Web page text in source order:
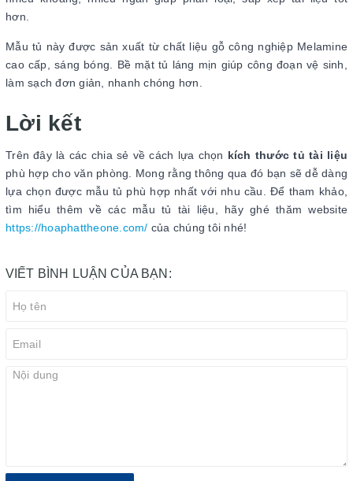
hơn.
Mẫu tủ này được sản xuất từ chất liệu gỗ công nghiệp Melamine
cao cấp, sáng bóng. Bề mặt tủ láng mịn giúp công đoạn vệ sinh,
làm sạch đơn giản, nhanh chóng hơn.
Lời kết
Trên đây là các chia sẻ về cách lựa chọn kích thước tủ tài liệu
phù hợp cho văn phòng. Mong rằng thông qua đó bạn sẽ dễ dàng
lựa chọn được mẫu tủ phù hợp nhất với nhu cầu. Để tham khảo,
tìm hiểu thêm về các mẫu tủ tài liệu, hãy ghé thăm website
https://hoaphattheone.com/ của chúng tôi nhé!
VIẾT BÌNH LUẬN CỦA BẠN: